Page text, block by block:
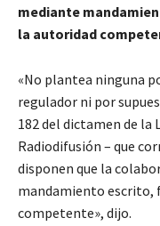
mediante
la autoridad
«No plantea ninguna
regulador ni por
182 del dictamen de la
Radiodifusión – que
disponen que la
mandamiento escrito,
competente», dijo.